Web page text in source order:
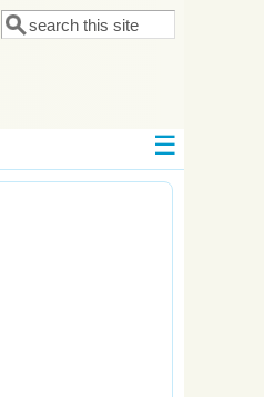
Форма поиска
Поиск